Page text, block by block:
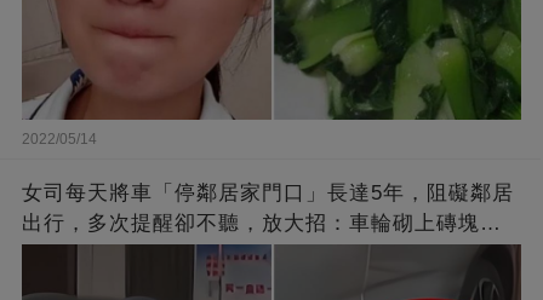
2022/05/14
女司每天將車「停鄰居家門口」長達5年，阻礙鄰居
出行，多次提醒卻不聽，放大招：車輪砌上磚塊，